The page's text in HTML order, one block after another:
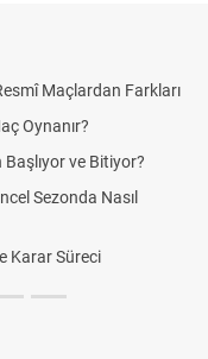
Farkları
ve Bitiyor?
Nasıl
Süreci